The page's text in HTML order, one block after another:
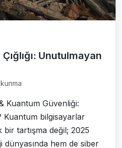
Unutulmayan
Kuantum Güvenliği:
Kuantum bilgisayarlar
bir tartışma değil; 2025
dünyasında hem de siber